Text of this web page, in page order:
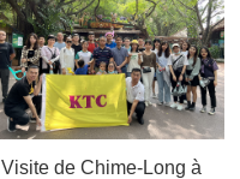
Visite de Chime-Long à